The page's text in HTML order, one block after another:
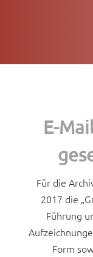
E-
Für die
2017 die
Führung
Form